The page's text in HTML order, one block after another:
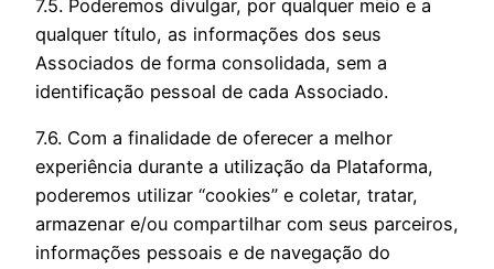
7.5. Poderemos divulgar, por qualquer meio e a
qualquer título, as informações dos seus
Associados de forma consolidada, sem a
identificação pessoal de cada Associado.
7.6. Com a finalidade de oferecer a melhor
experiência durante a utilização da Plataforma,
poderemos utilizar “cookies” e coletar, tratar,
armazenar e/ou compartilhar com seus parceiros,
informações pessoais e de navegação do